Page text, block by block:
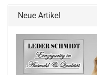
Neue Artikel